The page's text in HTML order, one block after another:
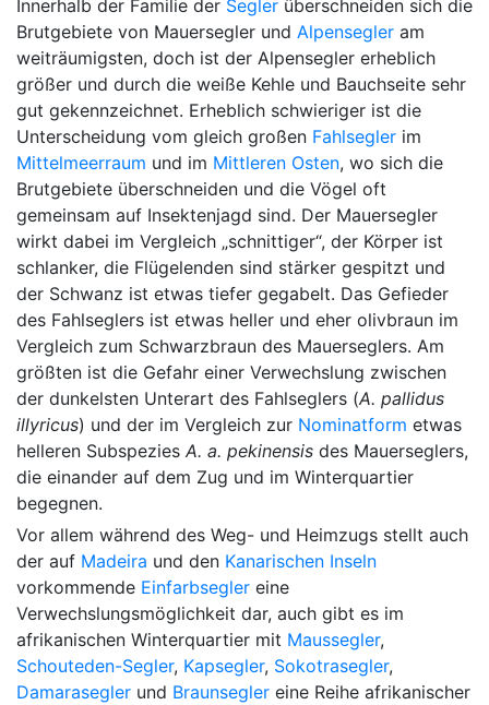
Innerhalb der Familie der Segler überschneiden sich die
Brutgebiete von Mauersegler und Alpensegler am
weiträumigsten, doch ist der Alpensegler erheblich
größer und durch die weiße Kehle und Bauchseite sehr
gut gekennzeichnet. Erheblich schwieriger ist die
Unterscheidung vom gleich großen Fahlsegler im
Mittelmeerraum und im Mittleren Osten, wo sich die
Brutgebiete überschneiden und die Vögel oft
gemeinsam auf Insektenjagd sind. Der Mauersegler
wirkt dabei im Vergleich „schnittiger“, der Körper ist
schlanker, die Flügelenden sind stärker gespitzt und
der Schwanz ist etwas tiefer gegabelt. Das Gefieder
des Fahlseglers ist etwas heller und eher olivbraun im
Vergleich zum Schwarzbraun des Mauerseglers. Am
größten ist die Gefahr einer Verwechslung zwischen
der dunkelsten Unterart des Fahlseglers (A. pallidus
illyricus) und der im Vergleich zur Nominatform etwas
helleren Subspezies A. a. pekinensis des Mauerseglers,
die einander auf dem Zug und im Winterquartier
begegnen.
Vor allem während des Weg- und Heimzugs stellt auch
der auf Madeira und den Kanarischen Inseln
vorkommende Einfarbsegler eine
Verwechslungsmöglichkeit dar, auch gibt es im
afrikanischen Winterquartier mit Maussegler,
Schouteden-Segler, Kapsegler, Sokotrasegler,
Damarasegler und Braunsegler eine Reihe afrikanischer